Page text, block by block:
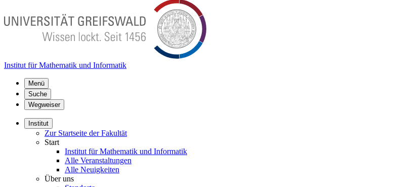
Institut für Mathematik und Informatik
Menü
Suche
Wegweiser
Institut
Zur Startseite der Fakultät
Start
Institut für Mathematik und Informatik
Alle Veranstaltungen
Alle Neuigkeiten
Über uns